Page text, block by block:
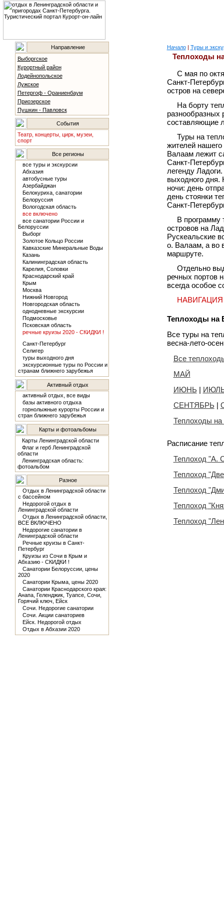
Направление
Выборгское
Курортный район
Лодейнопольское
Лужское
Петергоф - Ораниенбаум
Приозерское
Пушкин - Павловск
События
Театр, концерты, цирк, музеи,
спорт
Все регионы
все туры и экскурсии
Абхазия
автобусные туры
Азербайджан
Белокуриха, санатории
Белоруссия
Вологодская область
все включено
все санатории России и
Белоруссии
Выборг
Золотое Кольцо России
Кавказские Минеральные Воды
Казань
Калининградская область
Карелия, Соловки
Краснодарский край
Крым
Москва
Нижний Новгород
Новгородская область
однодневные экскурсии
Подмосковье
Псковская область
речные круизы 2020 - СКИДКИ !
Санкт-Петербург
Селигер
туры выходного дня
экскурсионные туры по России и
странам ближнего зарубежья
Активный отдых
активный отдых, все виды
базы активного отдыха
горнолыжные курорты России и
стран ближнего зарубежья
Карты и фотоальбомы
Карты Ленинградской области
Флаг и герб Ленинградской
области
Ленинградская область:
фотоальбом
Разное
Отдых в Ленинградской области
с бассейном
Недорогой отдых в
Ленинградской области
Отдых в Ленинградской области,
ВСЕ ВКЛЮЧЕНО
Недорогие санатории в
Ленинградской области
Речные круизы в Санкт-
Петербург
Круизы из Сочи в Крым и
Абхазию - СКИДКИ !
Санатории Белоруссии, цены
2020
Санатории Крыма, цены 2020
Санатории Краснодарского края:
Анапа, Геленджик, Туапсе, Сочи,
Горячий ключ, Ейск
Сочи. Недорогие санатории
Сочи. Акции санаториев
Ейск. Недорогой отдых
Отдых в Абхазии 2020
Начало| Туры и
Теплоходы
С мая по
Санкт-
остров на
На борту
разнообразных
составляющие
Туры на
жителей
Валаам лежит
Санкт-
легенду
выходного дня.
ночи: день
день стоянки
Санкт-
В программу
островов на
Рускеальские
о. Валаам, а во
маршруте.
Отдельно
речных портов
всегда особое
НАВИГАЦИЯ
Теплоходы на
Все туры на
весна-лето-
Все
МАЙ
ИЮНЬ |
СЕНТЯБРЬ |
Теплоходы
Расписание
Теплоход "А.
Теплоход
Теплоход
Теплоход
Теплоход